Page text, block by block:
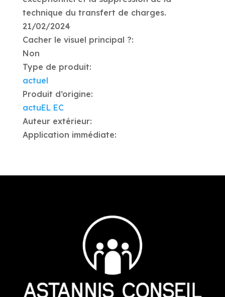
technique du transfert de charges.
21/02/2024
Cacher le visuel principal ?:
Non
Type de produit:
actuel
Produit d’origine:
actuEL EC
Auteur extérieur:
Application immédiate: